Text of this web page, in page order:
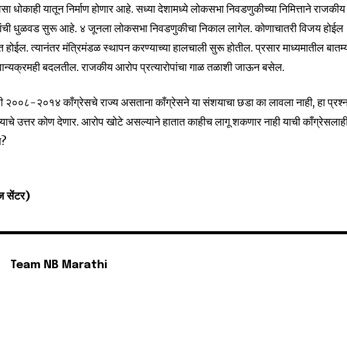
धोकाही यातून निर्माण होणार आहे. सध्या देशामध्ये लोकसभा निवडणुकीच्या निमित्ताने राजकीय
धुळवड सुरू आहे. ४ जूनला लोकसभा निवडणुकीचा निकाल लागेल. कोणाचातरी विजय होईल
होईल. त्यानंतर मंत्रिमंडळ स्थापन करण्याच्या हालचाली सुरू होतील. प्रसार माध्यमातील
बदलतील. राजकीय आरोप प्रत्यारोपांचा गाळ तळाशी जाऊन बसेल.
२०१४ काँग्रेसचे राज्य असताना काँग्रेसने या संशयाचा छडा का लावला नाही, हा
उत्तर कोण देणार. आरोप खोटे असल्याने हातात काहीच लागू शकणार नाही याची
सेंटर)
Team NB Marathi